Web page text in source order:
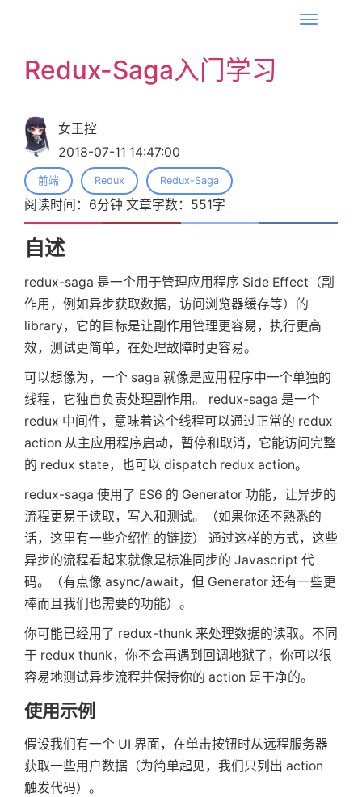
T
i
o
Redux-Saga入门学习
女王控
2018-07-11 14:47:00
前端 Redux Redux-Saga
阅读时间： 6分钟 文章字数： 551字
自述
redux-saga 是一个用于管理应用程序 Side Effect（副
作用，例如异步获取数据，访问浏览器缓存等）的
library，它的目标是让副作用管理更容易，执行更高
效，测试更简单，在处理故障时更容易。
可以想像为，一个 saga 就像是应用程序中一个单独的
线程，它独自负责处理副作用。 redux-saga 是一个
redux 中间件，意味着这个线程可以通过正常的 redux
action 从主应用程序启动，暂停和取消，它能访问完整
的 redux state，也可以 dispatch redux action。
redux-saga 使用了 ES6 的 Generator 功能，让异步的
流程更易于读取，写入和测试。（如果你还不熟悉的
话，这里有一些介绍性的链接） 通过这样的方式，这些
异步的流程看起来就像是标准同步的 Javascript 代
码。（有点像 async/await，但 Generator 还有一些更
棒而且我们也需要的功能）。
你可能已经用了 redux-thunk 来处理数据的读取。不同
于 redux thunk，你不会再遇到回调地狱了，你可以很
容易地测试异步流程并保持你的 action 是干净的。
使用示例
假设我们有一个 UI 界面，在单击按钮时从远程服务器
获取一些用户数据（为简单起见，我们只列出 action
触发代码）。